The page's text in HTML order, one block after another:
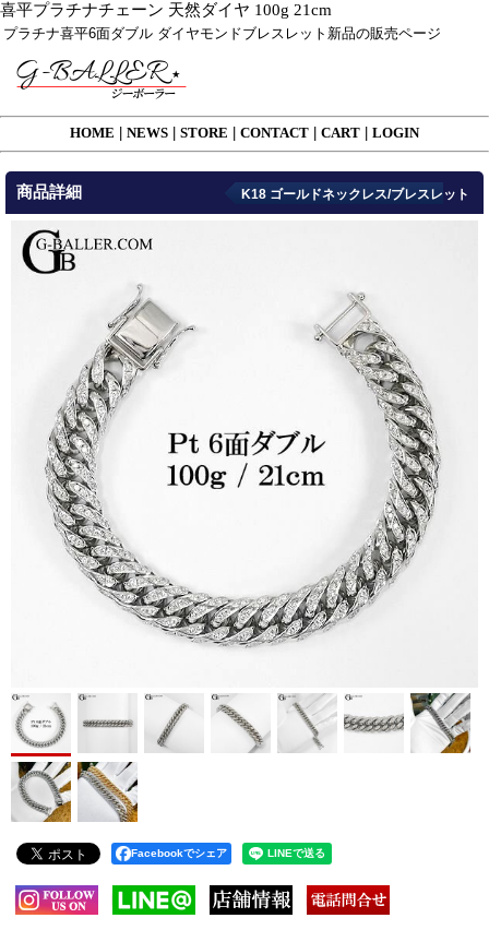
喜平プラチナチェーン 天然ダイヤ 100g 21cm
プラチナ喜平6面ダブル ダイヤモンドブレスレット新品の販売ページ
HOME NEWS STORE CONTACT CART LOGIN
商品詳細 K18 ゴールドネックレス/ブレスレット
Facebookでシェア